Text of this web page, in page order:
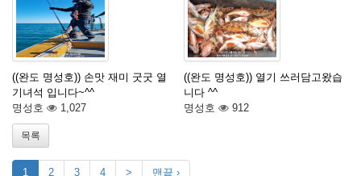
((완도 명성호)) 손맛 재미 굿굿 열
기녀석 입니다~^^
명성호
1,027
((완도 명성호)) 열기 쓰러담고왔습
니다 ^^
명성호
912
목록
1 2 3 4 > 맨끝 ›